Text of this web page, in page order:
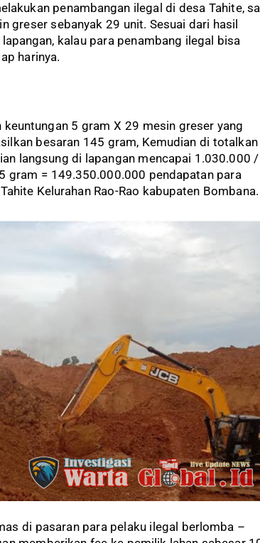
penambangan ilegal di desa Tahite,
greser sebanyak 29 unit. Sesuai dari hasil
kalau para penambang ilegal bisa
harinya.
5 gram X 29 mesin greser yang
besaran 145 gram, Kemudian di totalkan
langsung di lapangan mencapai 1.030.000 /
gram = 149.350.000.000 pendapatan para
Kelurahan Rao-Rao kabupaten Bombana.
di pasaran para pelaku ilegal berlomba –